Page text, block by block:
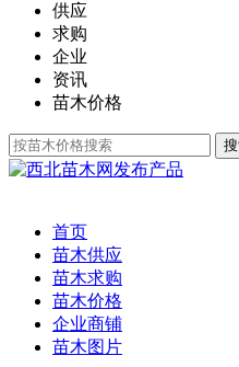
供应
求购
企业
资讯
苗木价格
发布产品
首页
苗木供应
苗木求购
苗木价格
企业商铺
苗木图片